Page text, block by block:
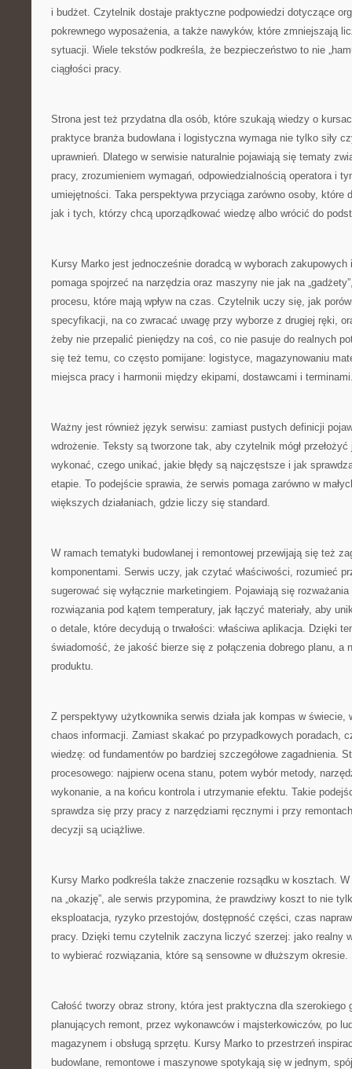
i budżet. Czytelnik dostaje praktyczne podpowiedzi dotyczące
pokrewnego wyposażenia, a także nawyków, które zmniejszają
sytuacji. Wiele tekstów podkreśla, że bezpieczeństwo to nie
ciągłości pracy.
Strona jest też przydatna dla osób, które szukają wiedzy o
praktyce branża budowlana i logistyczna wymaga nie tylko siły
uprawnień. Dlatego w serwisie naturalnie pojawiają się tematy
pracy, zrozumieniem wymagań, odpowiedzialnością operatora i
umiejętności. Taka perspektywa przyciąga zarówno osoby, które
jak i tych, którzy chcą uporządkować wiedzę albo wrócić do
Kursy Marko jest jednocześnie doradcą w wyborach
pomaga spojrzeć na narzędzia oraz maszyny nie jak na
procesu, które mają wpływ na czas. Czytelnik uczy się, jak
specyfikacji, na co zwracać uwagę przy wyborze z drugiej ręki,
żeby nie przepalić pieniędzy na coś, co nie pasuje do realnych
się też temu, co często pomijane: logistyce, magazynowaniu
miejsca pracy i harmonii między ekipami, dostawcami i
Ważny jest również język serwisu: zamiast pustych definicji
wdrożenie. Teksty są tworzone tak, aby czytelnik mógł
wykonać, czego unikać, jakie błędy są najczęstsze i jak
etapie. To podejście sprawia, że serwis pomaga zarówno w
większych działaniach, gdzie liczy się standard.
W ramach tematyki budowlanej i remontowej przewijają się też
komponentami. Serwis uczy, jak czytać właściwości, rozumieć
sugerować się wyłącznie marketingiem. Pojawiają się
rozwiązania pod kątem temperatury, jak łączyć materiały, aby
o detale, które decydują o trwałości: właściwa aplikacja. Dzięki
świadomość, że jakość bierze się z połączenia dobrego planu, a
produktu.
Z perspektywy użytkownika serwis działa jak kompas w świecie,
chaos informacji. Zamiast skakać po przypadkowych poradach,
wiedzę: od fundamentów po bardziej szczegółowe zagadnienia.
procesowego: najpierw ocena stanu, potem wybór metody,
wykonanie, a na końcu kontrola i utrzymanie efektu. Takie
sprawdza się przy pracy z narzędziami ręcznymi i przy
decyzji są uciążliwe.
Kursy Marko podkreśla także znaczenie rozsądku w kosztach.
na „okazję”, ale serwis przypomina, że prawdziwy koszt to nie
eksploatacja, ryzyko przestojów, dostępność części, czas
pracy. Dzięki temu czytelnik zaczyna liczyć szerzej: jako realny
to wybierać rozwiązania, które są sensowne w dłuższym okresie.
Całość tworzy obraz strony, która jest praktyczna dla szerokiego
planujących remont, przez wykonawców i majsterkowiczów, po
magazynem i obsługą sprzętu. Kursy Marko to przestrzeń
budowlane, remontowe i maszynowe spotykają się w jednym,